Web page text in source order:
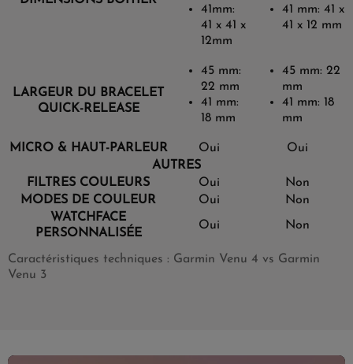
Caractéristiques techniques : Garmin Venu 4 vs Garmin
Venu 3
41mm:
41 x 41 x
12mm
41 mm: 41 x
41 x 12 mm
LARGEUR DU BRACELET
QUICK-RELEASE
45 mm:
22 mm
41 mm:
18 mm
45 mm: 22
mm
41 mm: 18
mm
MICRO & HAUT-PARLEUR Oui
Oui
AUTRES
FILTRES COULEURS
Oui
Non
MODES DE COULEUR
Oui
Non
WATCHFACE
PERSONNALISÉE
Oui Non